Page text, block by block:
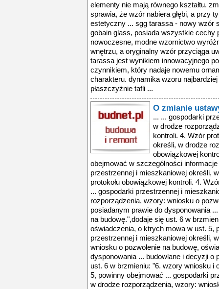
elementy nie mają równego kształtu.
sprawia, że wzór nabiera głębi, a przy
estetyczny ... sgg tarassa - nowy wzór
gobain glass, posiada wszystkie cechy
nowoczesne, modne wzornictwo
wnętrzu, a oryginalny wzór przyciąga
tarassa jest wynikiem innowacyjnego
czynnikiem, który nadaje nowemu
charakteru. dynamika wzoru
płaszczyźnie tafli ...
O zmianie
... ... gospodarki
w drodze
kontroli. 4. Wzór
określi, w drodze
obowiązkowej
obejmować w szczególności
przestrzennej i mieszkaniowej określi,
protokołu obowiązkowej kontroli. 4.
... gospodarki przestrzennej i
rozporządzenia, wzory: wniosku o
posiadanym prawie do dysponowania
na budowę.",dodaje się ust. 6 w
oświadczenia, o ktrych mowa w ust. 5,
przestrzennej i mieszkaniowej określi,
wniosku o pozwolenie na budowę,
dysponowania ... budowlane i decyzji o
ust. 6 w brzmieniu: "6. wzory wniosku i
5, powinny obejmować ... gospodarki
w drodze rozporządzenia, wzory: